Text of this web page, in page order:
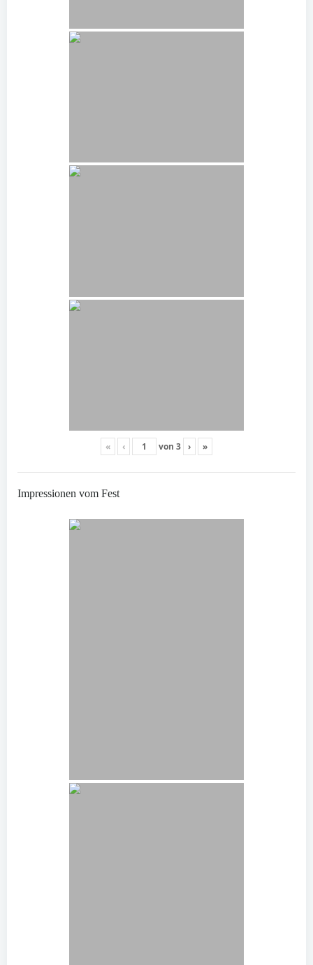
« ‹ von 3 › »
Impressionen vom Fest